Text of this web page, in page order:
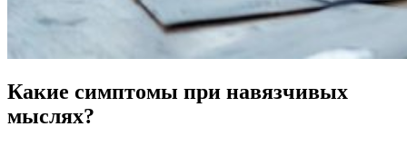
Какие симптомы при навязчивых
мыслях?